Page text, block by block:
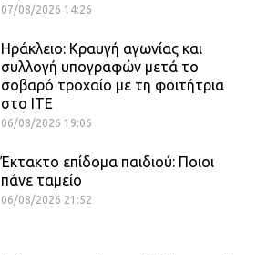
07/08/2026 14:26
Ηράκλειο: Κραυγή αγωνίας και
συλλογή υπογραφών μετά το
σοβαρό τροχαίο με τη φοιτήτρια
στο ΙΤΕ
06/08/2026 19:06
Έκτακτο επίδομα παιδιού: Ποιοι
πάνε ταμείο
06/08/2026 21:52